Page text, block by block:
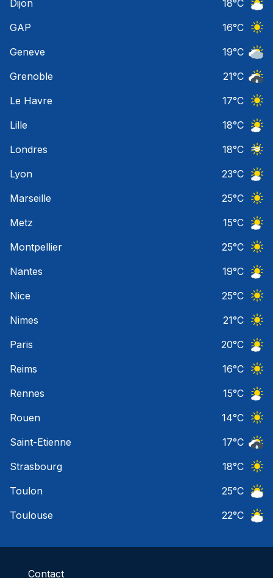
Dijon
18°C
GAP
16°C
Geneve
19°C
Grenoble
21°C
Le Havre
17°C
Lille
18°C
Londres
18°C
Lyon
23°C
Marseille
25°C
Metz
15°C
Montpellier
25°C
Nantes
19°C
Nice
25°C
Nimes
21°C
Paris
20°C
Reims
16°C
Rennes
15°C
Rouen
14°C
Saint-Etienne
17°C
Strasbourg
18°C
Toulon
25°C
Toulouse
22°C
Contact